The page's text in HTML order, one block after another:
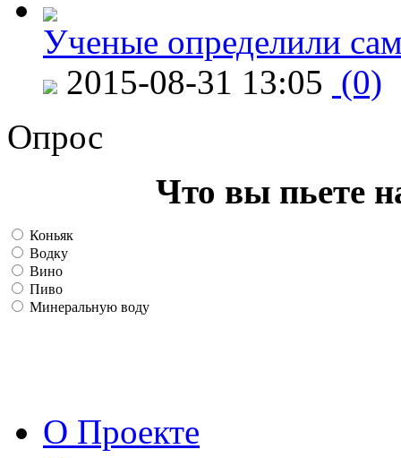
Ученые определили
2015-08-31 13:05 (0)
Опрос
Что вы пьете
Коньяк
Водку
Вино
Пиво
Минеральную воду
О Проекте